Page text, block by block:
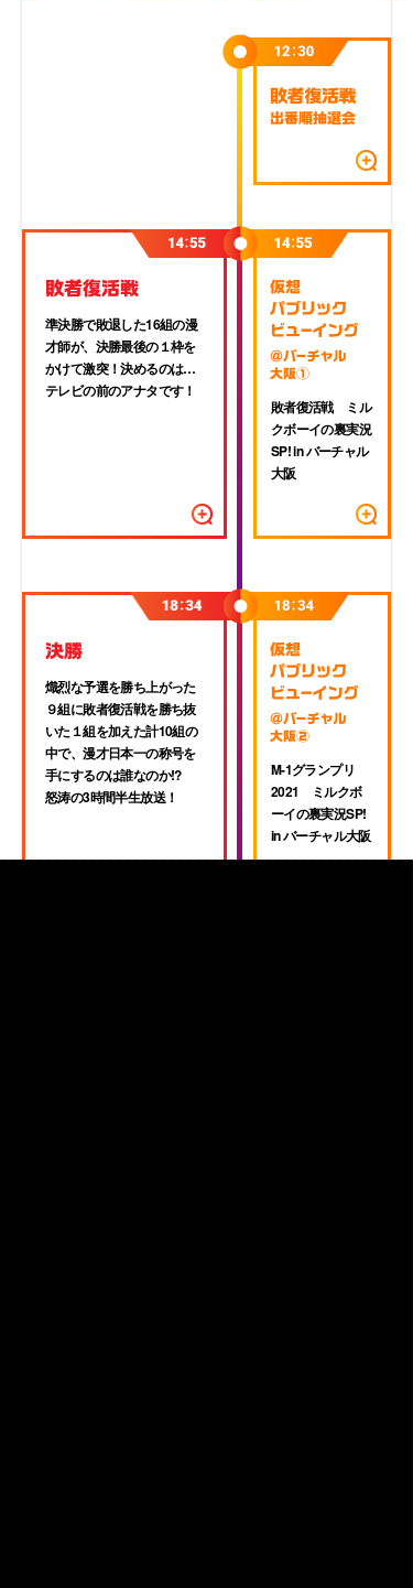
準決勝で敗退した16組の漫
才師が、決勝最後の１枠を
かけて激突！決めるのは…
テレビの前のアナタです！
敗者復活戦
ミル
クボーイの裏実況
SP! in バーチャル
大阪
熾烈な予選を勝ち上がった
９組に敗者復活戦を勝ち抜
いた１組を加えた計10組の
中で、漫才日本一の称号を
手にするのは誰なのか!?
怒涛の3時間半生放送！
M-1グランプリ
2021
ミルクボ
ーイの裏実況SP!
in バーチャル大阪